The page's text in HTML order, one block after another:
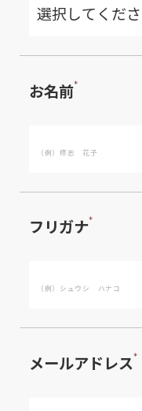
お名前＊
フリガナ＊
メールアドレス＊